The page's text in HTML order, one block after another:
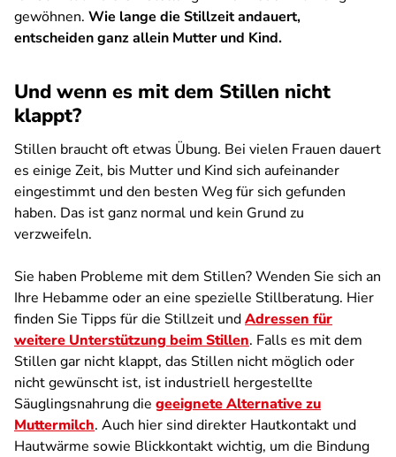
gewöhnen. Wie lange die Stillzeit andauert,
entscheiden ganz allein Mutter und Kind.
Und wenn es mit dem Stillen nicht
klappt?
Stillen braucht oft etwas Übung. Bei vielen Frauen dauert
es einige Zeit, bis Mutter und Kind sich aufeinander
eingestimmt und den besten Weg für sich gefunden
haben. Das ist ganz normal und kein Grund zu
verzweifeln.
Sie haben Probleme mit dem Stillen? Wenden Sie sich an
Ihre Hebamme oder an eine spezielle Stillberatung. Hier
finden Sie Tipps für die Stillzeit undAdressen für
weitere Unterstützung beim Stillen. Falls es mit dem
Stillen gar nicht klappt, das Stillen nicht möglich oder
nicht gewünscht ist, ist industriell hergestellte
Säuglingsnahrung die geeignete Alternative zu
Muttermilch. Auch hier sind direkter Hautkontakt und
Hautwärme sowie Blickkontakt wichtig, um die Bindung